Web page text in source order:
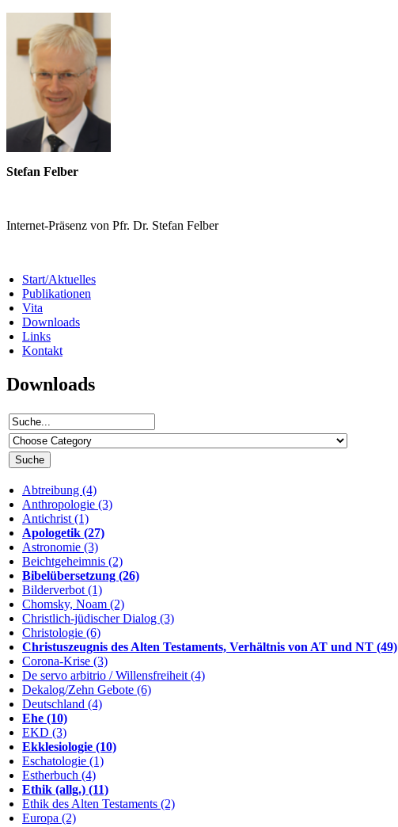
Stefan Felber
Internet-Präsenz von Pfr. Dr. Stefan Felber
Start/Aktuelles
Publikationen
Vita
Downloads
Links
Kontakt
Downloads
Abtreibung (4)
Anthropologie (3)
Antichrist (1)
Apologetik (27)
Astronomie (3)
Beichtgeheimnis (2)
Bibelübersetzung (26)
Bilderverbot (1)
Chomsky, Noam (2)
Christlich-jüdischer Dialog (3)
Christologie (6)
Christuszeugnis des Alten Testaments, Verhältnis von AT und NT (49)
Corona-Krise (3)
De servo arbitrio / Willensfreiheit (4)
Dekalog/Zehn Gebote (6)
Deutschland (4)
Ehe (10)
EKD (3)
Ekklesiologie (10)
Eschatologie (1)
Estherbuch (4)
Ethik (allg.) (11)
Ethik des Alten Testaments (2)
Europa (2)